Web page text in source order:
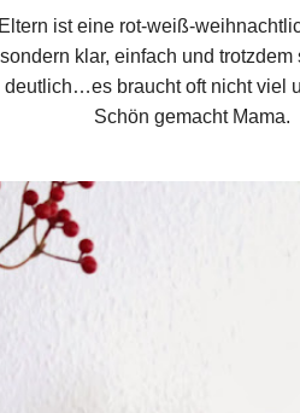
ist eine rot-weiß-
klar, einfach und
braucht oft nicht viel
Schön gemacht Mama.